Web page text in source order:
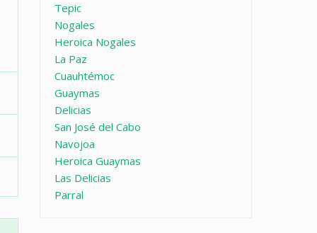
Tepic
Nogales
Heroica Nogales
La Paz
Cuauhtémoc
Guaymas
Delicias
San José del Cabo
Navojoa
Heroica Guaymas
Las Delicias
Parral